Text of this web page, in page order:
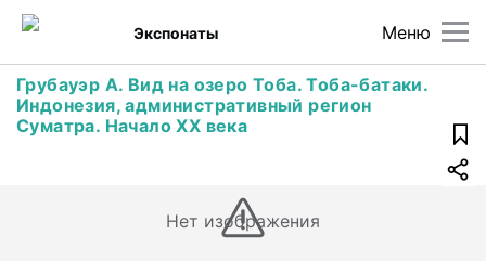
Меню
Экспонаты
Грубауэр А. Вид на озеро Тоба. Тоба-батаки.
Индонезия, административный регион
Суматра. Начало XX века
Нет изображения